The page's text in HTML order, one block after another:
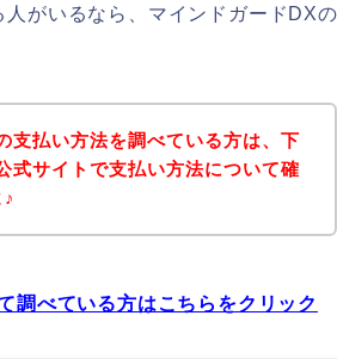
がいるなら、マインドガードDX
支払い方法を調べている方は、下
式サイトで支払い方法について確
調べている方はこちらをクリック